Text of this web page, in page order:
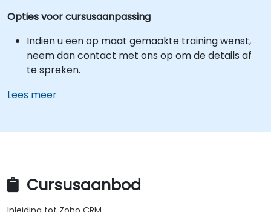
Opties voor cursusaanpassing
Indien u een op maat gemaakte training wenst,
neem dan contact met ons op om de details af
te spreken.
Lees meer
Cursusaanbod